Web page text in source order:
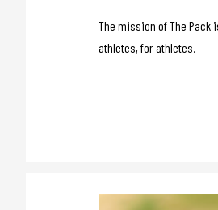
The mission of The
athletes, for athletes.